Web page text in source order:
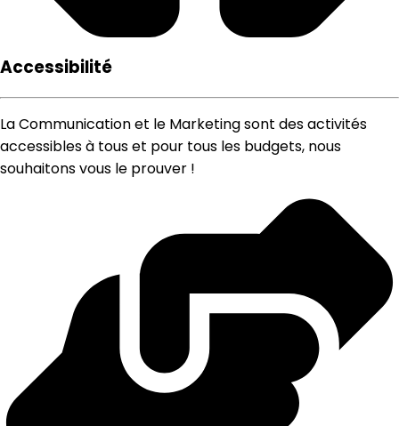
Accessibilité
La Communication et le Marketing sont des activités
accessibles à tous et pour tous les budgets, nous
souhaitons vous le prouver !